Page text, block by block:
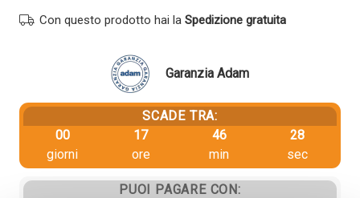
Con questo prodotto hai la Spedizione gratuita
Garanzia Adam
SCADE TRA:
00
giorni
17
ore
46
min
28
sec
PUOI PAGARE CON: